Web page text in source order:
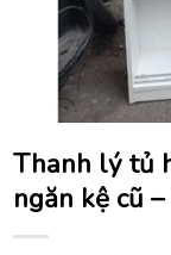
Thanh lý tủ
ngăn kệ cũ